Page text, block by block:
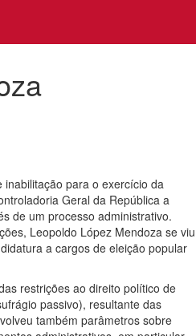
para o exercício da
Geral da República a
de um processo administrativo.
Leopoldo López Mendoza se viu
a cargos de eleição popular
restrições ao direito político de
passivo), resultante das
também parâmetros sobre